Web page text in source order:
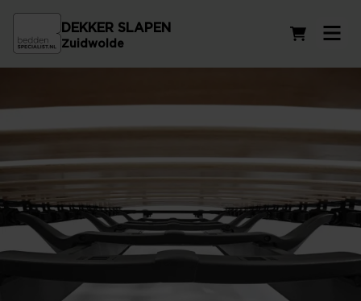
DEKKER SLAPEN
Zuidwolde